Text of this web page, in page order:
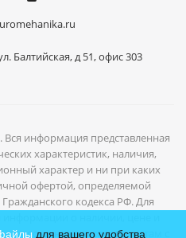
Балтийская, д 51, офис 303
информация представленная
характеристик, наличия,
характер и ни при каких
офертой, определяемой
кодекса РФ. Для
к нашим специалистам с
для вашего удобства